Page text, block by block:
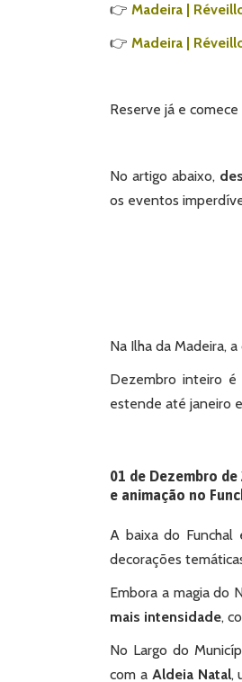
👉 Madeira |
👉 Madeira |
Reserve já e
No artigo abaixo,
os eventos
Na Ilha da Madeira,
Dezembro inteiro é
estende até janeiro
01 de Dezembro
e animação no
A baixa do Funchal
decorações
Embora a magia do
mais intensidade,
No Largo do
com a Aldeia Natal,